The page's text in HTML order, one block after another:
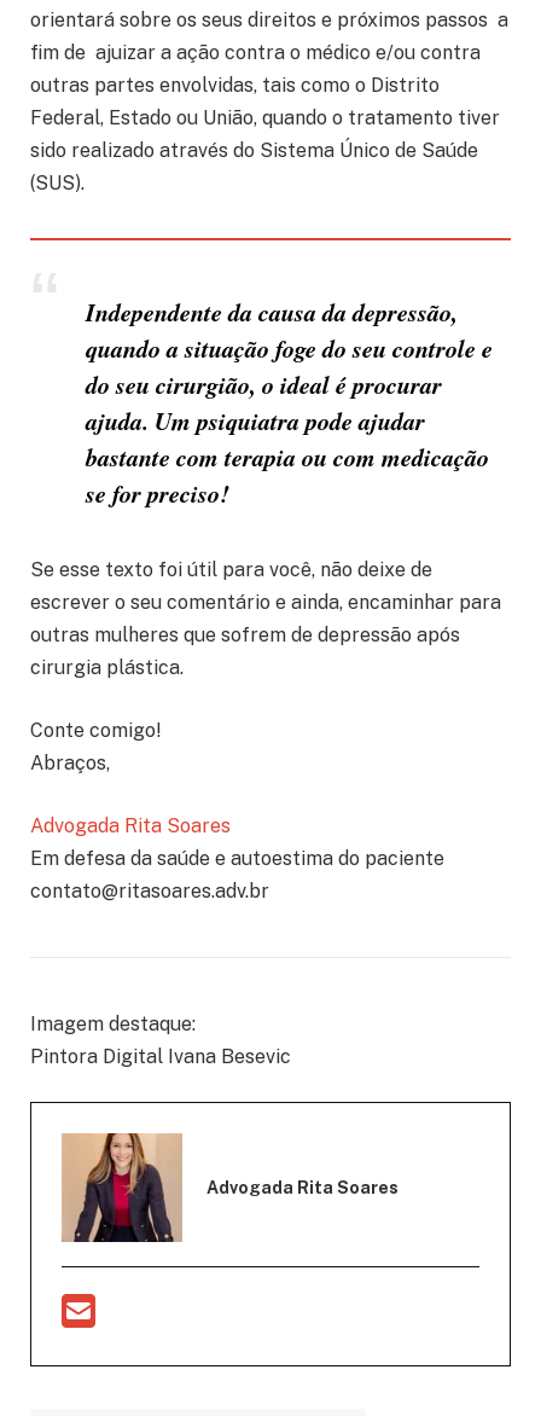
orientará sobre os seus direitos e próximos passos a
fim de ajuizar a ação contra o médico e/ou contra
outras partes envolvidas, tais como o Distrito
Federal, Estado ou União, quando o tratamento tiver
sido realizado através do Sistema Único de Saúde
(SUS).
Independente da causa da depressão,
quando a situação foge do seu controle e
do seu cirurgião, o ideal é procurar
ajuda. Um psiquiatra pode ajudar
bastante com terapia ou com medicação
se for preciso!
Se esse texto foi útil para você, não deixe de
escrever o seu comentário e ainda, encaminhar para
outras mulheres que sofrem de depressão após
cirurgia plástica.
Conte comigo!
Abraços,
Advogada Rita Soares
Em defesa da saúde e autoestima do paciente
contato@ritasoares.adv.br
Imagem destaque:
Pintora Digital Ivana Besevic
Advogada Rita Soares